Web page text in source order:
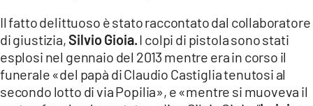
App
ANDROID
APPLE
Il fatto delittuoso è stato raccontato dal collaboratore
di giustizia,Silvio Gioia.I colpi di pistola sono stati
esplosi nel gennaio del 2013 mentre era in corso il
funerale «del papà di Claudio Castiglia tenutosi al
secondo lotto di via Popilia», e «mentre si muoveva il